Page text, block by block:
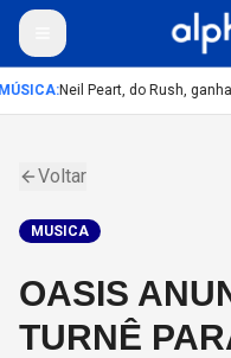
:Neil Peart, do Rush,
Voltar
MUSICA
OASIS
TURNÊ